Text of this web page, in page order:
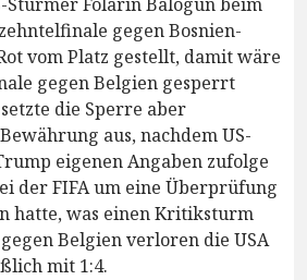
gegen Bosnien-
vom Platz gestellt, damit wäre
gegen Belgien gesperrt
die Sperre aber
aus, nachdem US-
eigenen Angaben zufolge
der FIFA um eine Überprüfung
hatte, was einen Kritiksturm
gegen Belgien verloren die USA
mit 1:4.